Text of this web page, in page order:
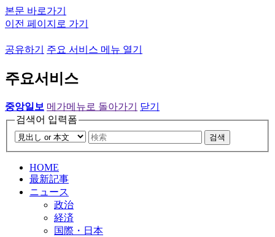
본문 바로가기
이전 페이지로 가기
공유하기 주요 서비스 메뉴 열기
주요서비스
중앙일보 메가메뉴로 돌아가기
닫기
검색어 입력폼
검색
HOME
最新記事
ニュース
政治
経済
国際・日本